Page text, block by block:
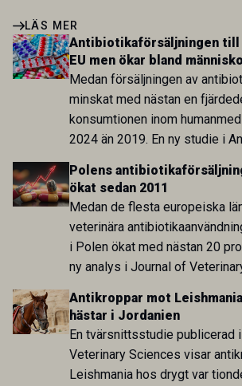
LÄS MER
Antibiotikaförsäljningen till
EU men ökar bland
Medan försäljningen av
minskat med nästan en
konsumtionen inom
2024 än 2019. En ny studie i
utvecklingen inom de båda
sida och pekar på en obalans i
arbete.
Polens
ökat sedan 2011
Medan de flesta europeiska
veterinära
i Polen ökat med nästan 20
ny analys i Journal of
att skillnaden mot
Sverige är fortsatt stor.
Antikroppar mot
hästar i Jordanien
En tvärsnittsstudie publicerad
Veterinary Sciences visar
Leishmania hos drygt var